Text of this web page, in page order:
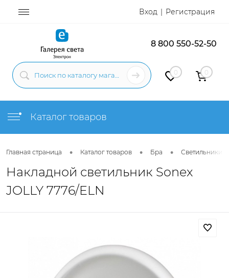
Вход Регистрация
8 800 550-52-50
0 0
Каталог товаров
Главная страница • Каталог товаров • Бра • Светильники
Накладной светильник Sonex
JOLLY 7776/ELN